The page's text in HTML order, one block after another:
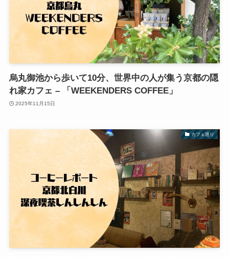
烏丸御池から歩いて10分、世界中の人が集う京都の隠
れ家カフェ – 「WEEKENDERS COFFEE」
2025年11月15日
カフェ巡り